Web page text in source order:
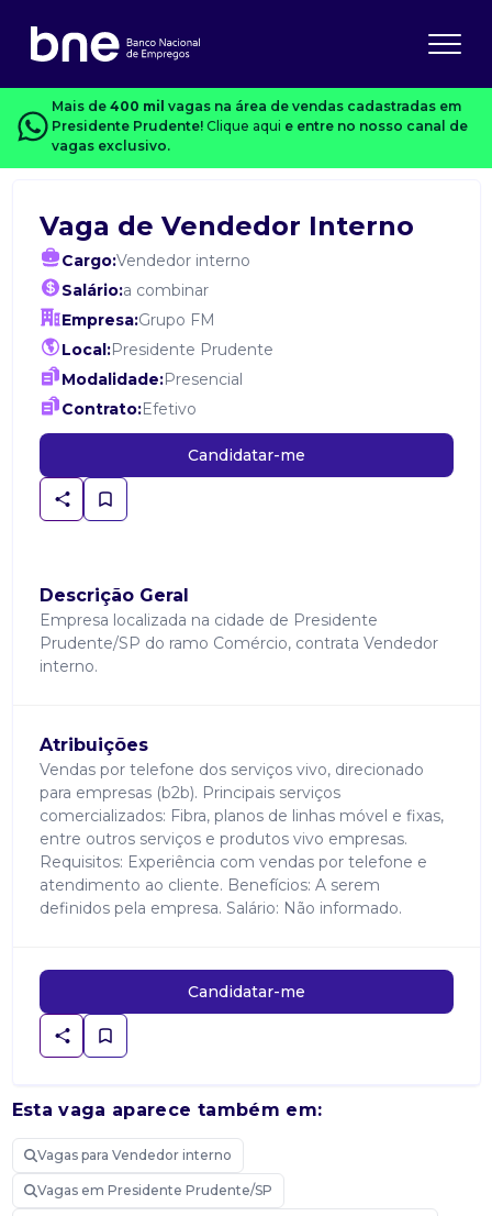
Mais de 400 mil vagas na área de vendas cadastradas em
Presidente Prudente! Clique aqui e entre no nosso canal de
vagas exclusivo.
Vaga de Vendedor Interno
Cargo:Vendedor interno
Salário:a combinar
Empresa:Grupo FM
Local:Presidente Prudente
Modalidade:Presencial
Contrato:Efetivo
Candidatar-me
Descrição Geral
Empresa localizada na cidade de Presidente
Prudente/SP do ramo Comércio, contrata Vendedor
interno.
Atribuições
Vendas por telefone dos serviços vivo, direcionado
para empresas (b2b). Principais serviços
comercializados: Fibra, planos de linhas móvel e fixas,
entre outros serviços e produtos vivo empresas.
Requisitos: Experiência com vendas por telefone e
atendimento ao cliente. Benefícios: A serem
definidos pela empresa. Salário: Não informado.
Candidatar-me
Esta vaga aparece também em:
Vagas para Vendedor interno
Vagas em Presidente Prudente/SP